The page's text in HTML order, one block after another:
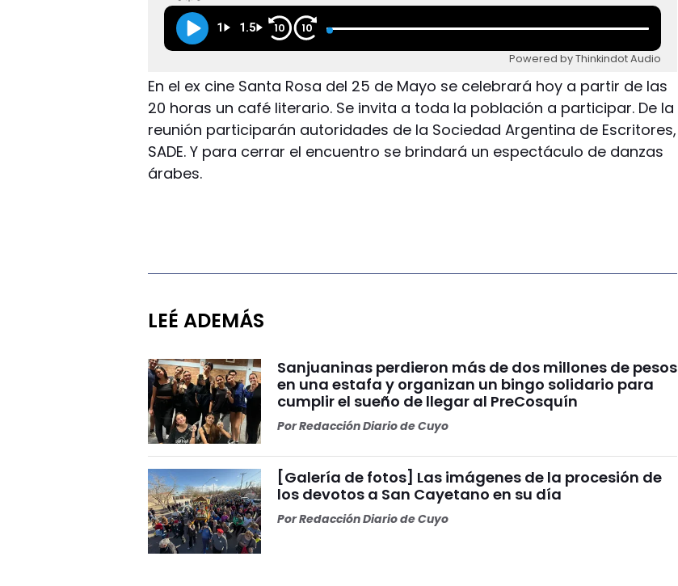
1 1.5 10 10
Powered by Thinkindot Audio
En el ex cine Santa Rosa del 25 de Mayo se celebrará hoy a partir de las
20 horas un café literario. Se invita a toda la población a participar. De la
reunión participarán autoridades de la Sociedad Argentina de Escritores,
SADE. Y para cerrar el encuentro se brindará un espectáculo de danzas
árabes.
LEÉ ADEMÁS
Sanjuaninas perdieron más de dos millones de pesos
en una estafa y organizan un bingo solidario para
cumplir el sueño de llegar al PreCosquín
PorRedacción Diario de Cuyo
[Galería de fotos] Las imágenes de la procesión de
los devotos a San Cayetano en su día
PorRedacción Diario de Cuyo